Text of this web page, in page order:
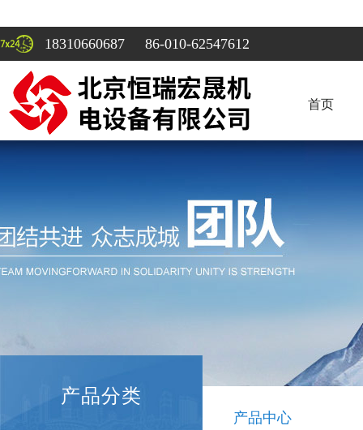
18310660687 86-010-62547612
首页
产品分类
产品中心